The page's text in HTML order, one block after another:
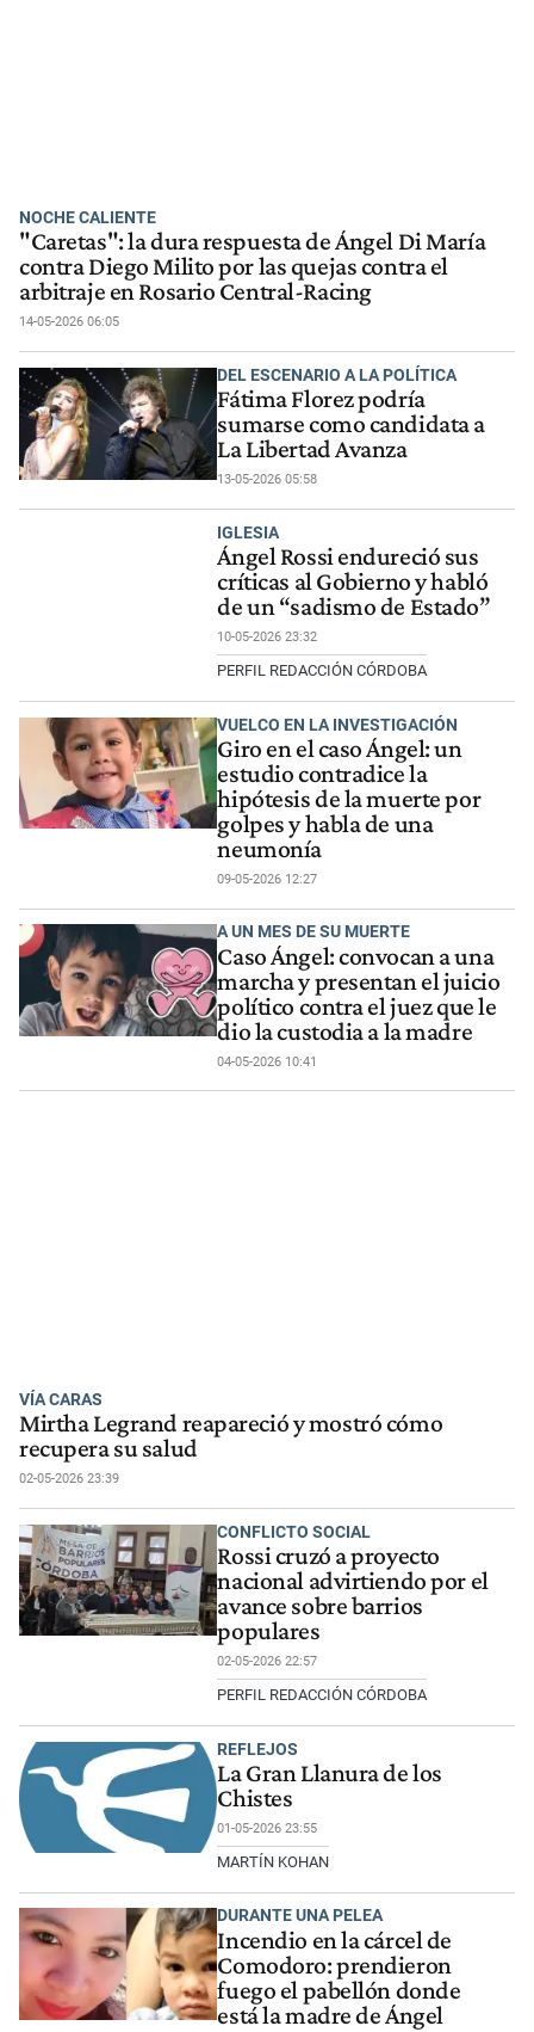
NOCHE CALIENTE
"Caretas": la dura respuesta de Ángel Di María
contra Diego Milito por las quejas contra el
arbitraje en Rosario Central-Racing
14-05-2026 06:05
DEL ESCENARIO A LA POLÍTICA
Fátima Florez podría
sumarse como candidata a
La Libertad Avanza
13-05-2026 05:58
IGLESIA
Ángel Rossi endureció sus
críticas al Gobierno y habló
de un “sadismo de Estado”
10-05-2026 23:32
PERFIL REDACCIÓN CÓRDOBA
VUELCO EN LA INVESTIGACIÓN
Giro en el caso Ángel: un
estudio contradice la
hipótesis de la muerte por
golpes y habla de una
neumonía
09-05-2026 12:27
A UN MES DE SU MUERTE
Caso Ángel: convocan a una
marcha y presentan el juicio
político contra el juez que le
dio la custodia a la madre
04-05-2026 10:41
VÍA CARAS
Mirtha Legrand reapareció y mostró cómo
recupera su salud
02-05-2026 23:39
CONFLICTO SOCIAL
Rossi cruzó a proyecto
nacional advirtiendo por el
avance sobre barrios
populares
02-05-2026 22:57
PERFIL REDACCIÓN CÓRDOBA
REFLEJOS
La Gran Llanura de los
Chistes
01-05-2026 23:55
MARTÍN KOHAN
DURANTE UNA PELEA
Incendio en la cárcel de
Comodoro: prendieron
fuego el pabellón donde
está la madre de Ángel